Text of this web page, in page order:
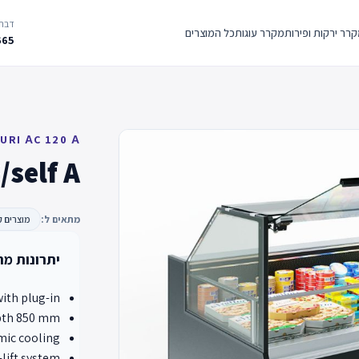
ירקות ופירותמקרר עוגותכל המוצרים
АC 120 А
self A
מתאים ל: מוצרים
יתרונות
plug-in
850 mm
cooling